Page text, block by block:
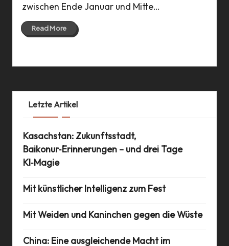
zwischen Ende Januar und Mitte…
Read More
Letzte Artikel
Kasachstan: Zukunftsstadt,
Baikonur‑Erinnerungen – und drei Tage
KI‑Magie
Mit künstlicher Intelligenz zum Fest
Mit Weiden und Kaninchen gegen die Wüste
China: Eine ausgleichende Macht im